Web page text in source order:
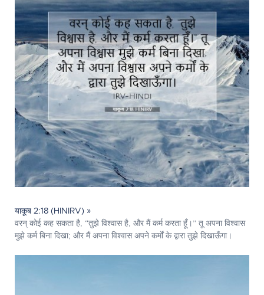
याकूब 2:18 (HINIRV) »
वरन् कोई कह सकता है, “तुझे विश्वास है, और मैं कर्म करता हूँ।” तू अपना विश्वास
मुझे कर्म बिना दिखा; और मैं अपना विश्वास अपने कर्मों के द्वारा तुझे दिखाऊँगा।